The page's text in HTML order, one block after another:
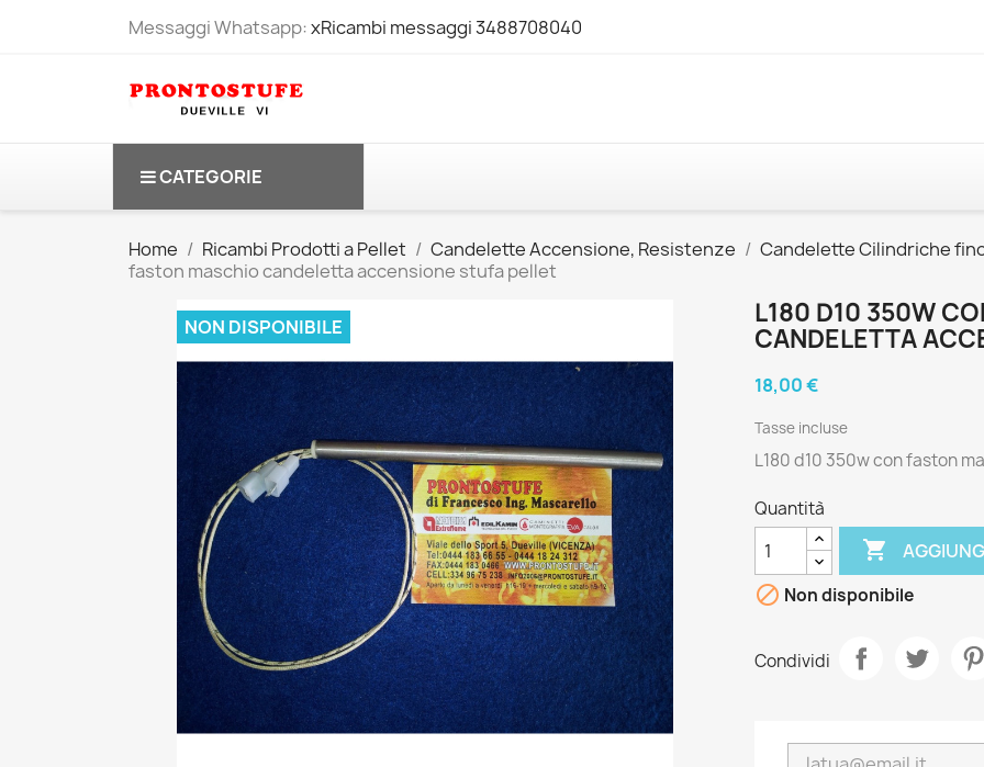
Messaggi Whatsapp:xRicambi messaggi 3488708040
CATEGORIE
Home Ricambi Prodotti a Pellet Candelette Accensione, Resistenze Candelette Cilindriche
faston maschio candeletta accensione stufa pellet
NON DISPONIBILE
L180 D10 350W
CANDELETTA
18,00 €
Tasse incluse
L180 d10 350w con faston
Quantità

 Non disponibile
Condividi